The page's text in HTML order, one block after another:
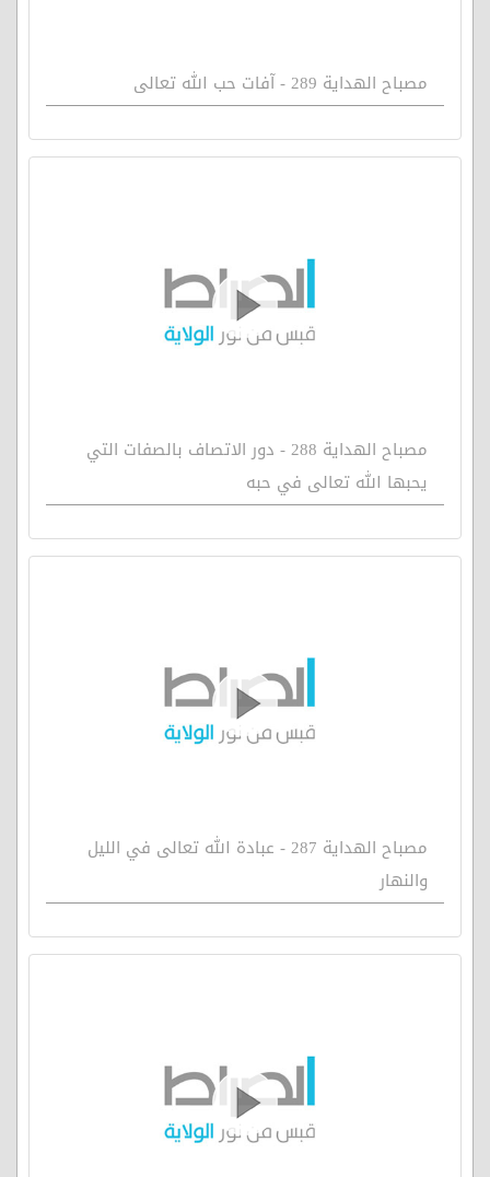
مصباح الهداية 289 - آفات حب الله تعالى
مصباح الهداية 288 - دور الاتصاف بالصفات التي
يحبها الله تعالى في حبه
مصباح الهداية 287 - عبادة الله تعالى في الليل
والنهار